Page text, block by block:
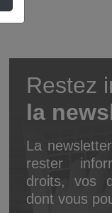
Restez
la
La
rester
droits, vos
dont vous